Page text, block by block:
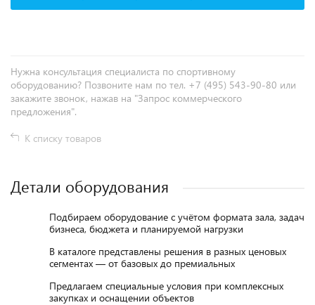
Нужна консультация специалиста по спортивному
оборудованию? Позвоните нам по тел. +7 (495) 543-90-80 или
закажите звонок, нажав на "Запрос коммерческого
предложения".
К списку товаров
Детали оборудования
Подбираем оборудование с учётом формата зала, задач
бизнеса, бюджета и планируемой нагрузки
В каталоге представлены решения в разных ценовых
сегментах — от базовых до премиальных
Предлагаем специальные условия при комплексных
закупках и оснащении объектов